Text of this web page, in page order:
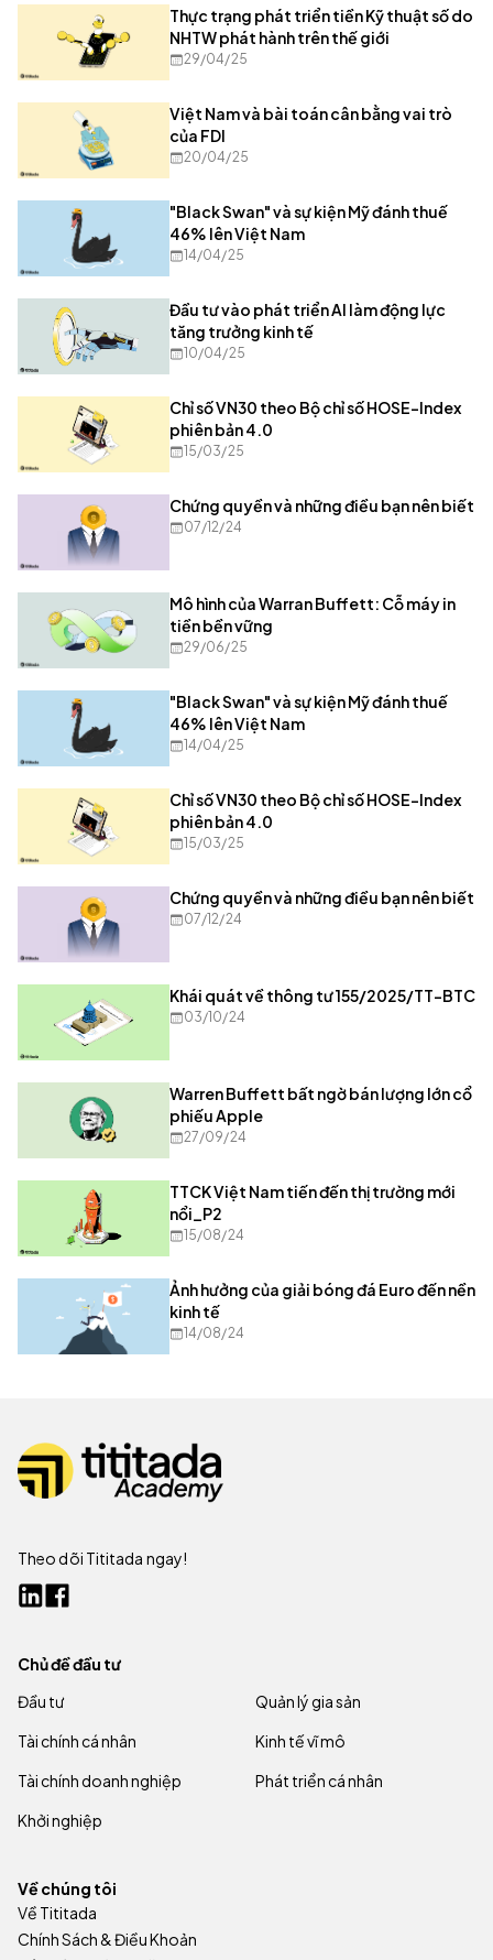
Thực trạng phát triển tiền Kỹ thuật số do
NHTW phát hành trên thế giới
29/04/25
Việt Nam và bài toán cân bằng vai trò
của FDI
20/04/25
"Black Swan" và sự kiện Mỹ đánh thuế
46% lên Việt Nam
14/04/25
Đầu tư vào phát triển AI làm động lực
tăng trưởng kinh tế
10/04/25
Chỉ số VN30 theo Bộ chỉ số HOSE-Index
phiên bản 4.0
15/03/25
Chứng quyền và những điều bạn nên biết
07/12/24
Mô hình của Warran Buffett: Cỗ máy in
tiền bền vững
29/06/25
"Black Swan" và sự kiện Mỹ đánh thuế
46% lên Việt Nam
14/04/25
Chỉ số VN30 theo Bộ chỉ số HOSE-Index
phiên bản 4.0
15/03/25
Chứng quyền và những điều bạn nên biết
07/12/24
Khái quát về thông tư 155/2025/TT-BTC
03/10/24
Warren Buffett bất ngờ bán lượng lớn cổ
phiếu Apple
27/09/24
TTCK Việt Nam tiến đến thị trường mới
nổi_P2
15/08/24
Ảnh hưởng của giải bóng đá Euro đến nền
kinh tế
14/08/24
Theo dõi Tititada ngay!
Chủ đề đầu tư
Đầu tư
Quản lý gia sản
Tài chính cá nhân
Kinh tế vĩ mô
Tài chính doanh nghiệp
Phát triển cá nhân
Khởi nghiệp
Về chúng tôi
Về Tititada
Chính Sách & Điều Khoản